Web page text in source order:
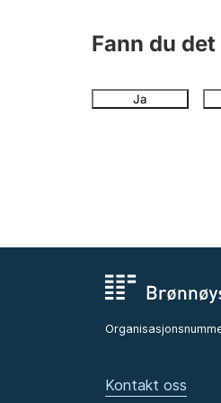
Fann du
Ja
Kontakt oss